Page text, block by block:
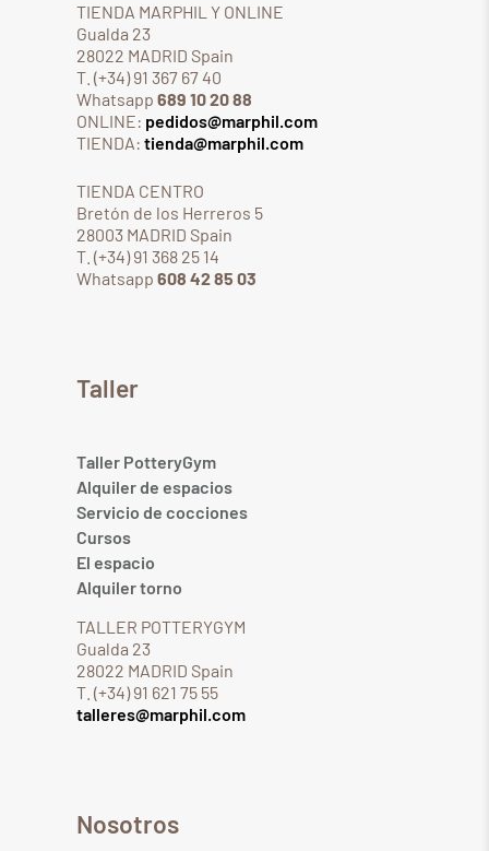
TIENDA MARPHIL Y ONLINE
Gualda 23
28022 MADRID Spain
T. (+34) 91 367 67 40
Whatsapp 689 10 20 88
ONLINE: pedidos@marphil.com
TIENDA: tienda@marphil.com
TIENDA CENTRO
Bretón de los Herreros 5
28003 MADRID Spain
T. (+34) 91 368 25 14
Whatsapp 608 42 85 03
Taller
Taller PotteryGym
Alquiler de espacios
Servicio de cocciones
Cursos
El espacio
Alquiler torno
TALLER POTTERYGYM
Gualda 23
28022 MADRID Spain
T. (+34) 91 621 75 55
talleres@marphil.com
Nosotros